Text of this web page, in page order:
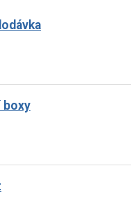
boxy